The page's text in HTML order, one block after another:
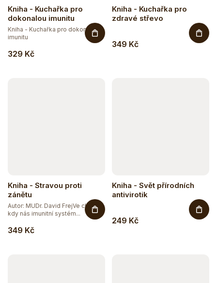
Kniha - Kuchařka pro
dokonalou imunitu
329 Kč
Kniha - Kuchařka pro dokonalou
imunitu
Kniha - Kuchařka pro
zdravé střevo
349 Kč
Kniha - Stravou proti
zánětu
349 Kč
Autor: MUDr. David FrejVe chvíli,
kdy nás imunitní systém...
Kniha - Svět přírodních
antivirotik
249 Kč